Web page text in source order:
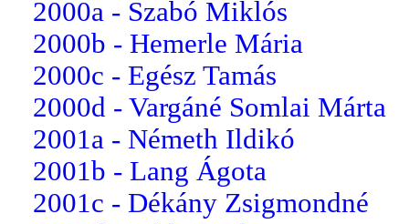
2000a - Szabó Miklós
2000b - Hemerle Mária
2000c - Egész Tamás
2000d - Vargáné Somlai Márta
2001a - Németh Ildikó
2001b - Lang Ágota
2001c - Dékány Zsigmondné